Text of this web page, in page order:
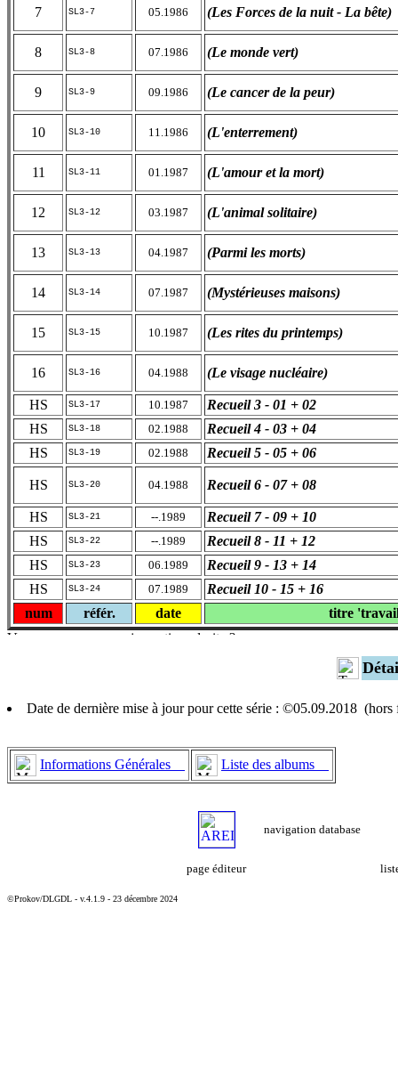
7 SL3-7 05.1986 (Les Forces de la nuit - La bête)
8 SL3-8 07.1986 (Le monde vert)
9 SL3-9 09.1986 (Le cancer de la peur)
10 SL3-10 11.1986 (L'enterrement)
11 SL3-11 01.1987 (L'amour et la mort)
12 SL3-12 03.1987 (L'animal solitaire)
13 SL3-13 04.1987 (Parmi les morts)
14 SL3-14 07.1987 (Mystérieuses maisons)
15 SL3-15 10.1987 (Les rites du printemps)
16 SL3-16 04.1988 (Le visage nucléaire)
HS SL3-17 10.1987
Recueil 3 - 01 + 02
HS
SL3-18 02.1988
Recueil 4 - 03 + 04
HS
SL3-19 02.1988 Recueil 5 - 05 + 06
HS SL3-20 04.1988 Recueil 6 - 07 + 08
HS SL3-21 --.1989
Recueil 7 - 09 + 10
HS
SL3-22 --.1989
Recueil 8 - 11 + 12
HS
SL3-23 06.1989
Recueil 9 - 13 + 14
HS
SL3-24 07.1989
Recueil 10 - 15 + 16
num
référ. date titre
Date de dernière mise à jour pour cette série : ©05.09.2018 (hors
Informations Générales Liste des albums
navigation database
page éditeur
©Prokov/DLGDL - v.4.1.9 - 23 décembre 2024